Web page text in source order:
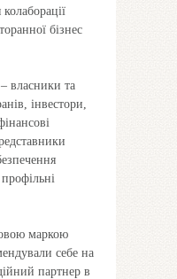
бізнес
власники та
інвестори,
маркою
себе на
партнер в